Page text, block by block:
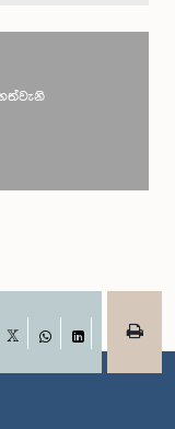
WhatsApp
LinkedIn